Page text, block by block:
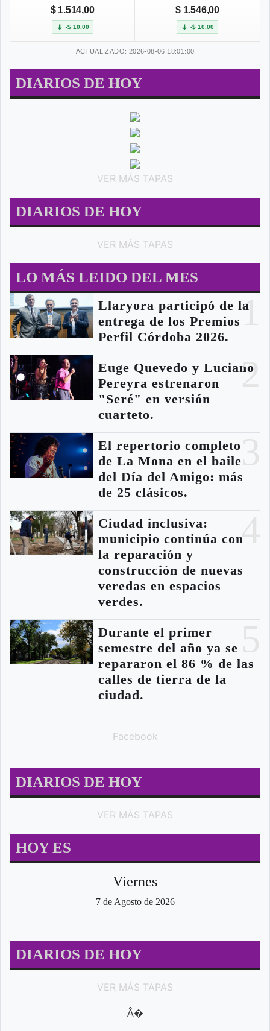
$ 1.514,00
-$ 10,00
$ 1.546,00
-$ 10,00
ACTUALIZADO: 2026-08-06 18:01:00
DIARIOS DE HOY
VER MÁS TAPAS
DIARIOS DE HOY
VER MÁS TAPAS
LO MÁS LEIDO DEL MES
1
Llaryora participó de la
entrega de los Premios
Perfil Córdoba 2026.
2
Euge Quevedo y Luciano
Pereyra estrenaron
"Seré" en versión
cuarteto.
El repertorio completo
de La Mona en el baile
del Día del Amigo: más
de 25 clásicos.
4
Ciudad inclusiva:
municipio continúa con
la reparación y
construcción de nuevas
veredas en espacios
verdes.
Durante el primer
semestre del año ya se
repararon el 86 % de las
calles de tierra de la
ciudad.
Facebook
DIARIOS DE HOY
VER MÁS TAPAS
HOY ES
Viernes
7 de Agosto de 2026
DIARIOS DE HOY
VER MÁS TAPAS
Â�